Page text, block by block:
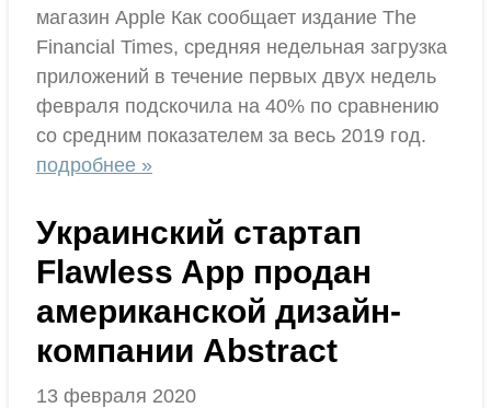
магазин Apple Как сообщает издание The
Finаncial Times, средняя недельная загрузка
приложений в течение первых двух недель
февраля подскочила на 40% по сравнению
со средним показателем за весь 2019 год.
подробнее »
Украинский стартап
Flawless App продан
американской дизайн-
компании Abstract
13 февраля 2020